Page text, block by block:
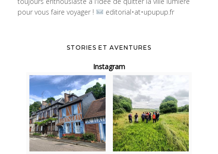
pour vous faire voyager !
editorial•at•upupup.fr
STORIES ET AVENTURES
Instagram